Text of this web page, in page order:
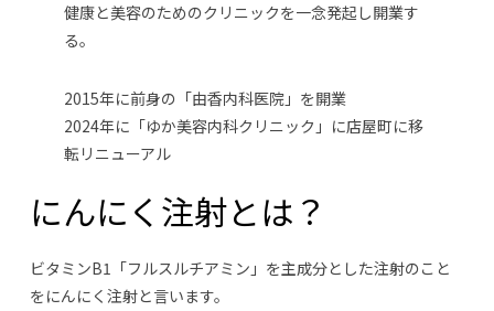
健康と美容のためのクリニックを一念発起し開業す
る。
2015年に前身の「由香内科医院」を開業
2024年に「ゆか美容内科クリニック」に店屋町に移
転リニューアル
にんにく注射とは？
ビタミンB1「フルスルチアミン」を主成分とした注射のこと
をにんにく注射と言います。